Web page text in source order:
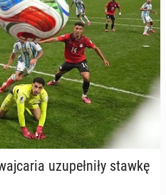
uzu­peł­ni­ły stawkę